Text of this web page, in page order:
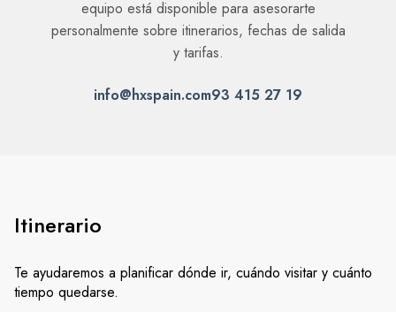
Itinerario
Te ayudaremos a planificar dónde ir, cuándo visitar y cuánto
tiempo quedarse.